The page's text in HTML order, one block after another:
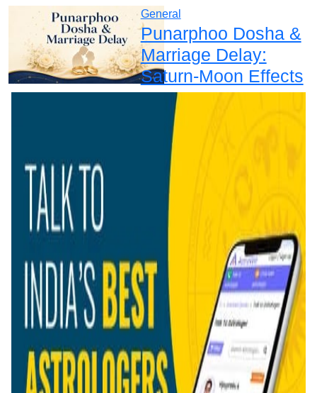
General
Punarphoo Dosha &
Marriage Delay:
Saturn-Moon Effects